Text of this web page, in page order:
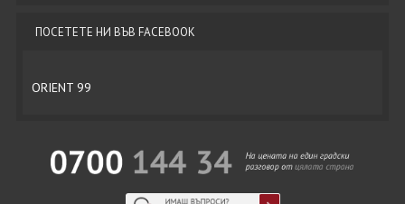
ПОСЕТЕТЕ НИ ВЪВ FACEBOOK
ORIENT 99